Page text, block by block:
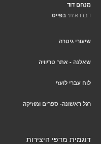
מנחם דוד
דברו איתי בפייס
שיעורי גיטרה
שאלנה - אתר טריוויה
לוח עברי לועזי
רגל ראשונה- ספרים ומוזיקה
דוגמית מדפי היצירות